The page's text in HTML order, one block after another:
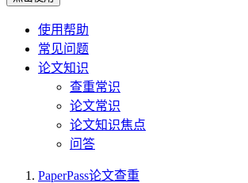
使用帮助
常见问题
论文知识
查重常识
论文常识
论文知识焦点
问答
PaperPass论文查重